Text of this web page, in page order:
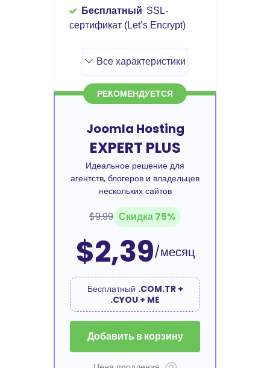
Бесплатный SSL-
сертификат (Let’s Encrypt)
Все характеристики
РЕКОМЕНДУЕТСЯ
Joomla Hosting
EXPERT PLUS
Идеальное решение для
агентств, блогеров и владельцев
нескольких сайтов
$9.99 Скидка 75%
$2,39/месяц
Бесплатный .COM.TR +
.CYOU + ME
Добавить в корзину